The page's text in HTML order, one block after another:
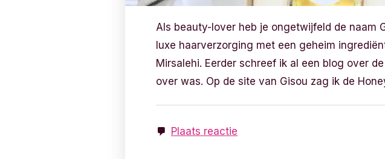
Als beauty-lover heb je ongetwijfeld de naam
luxe haarverzorging met een geheim
Mirsalehi. Eerder schreef ik al een blog over
over was. Op de site van Gisou zag ik de
Plaats reactie